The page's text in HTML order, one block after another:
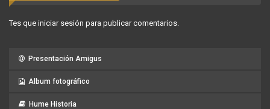
Tes que iniciar sesión para publicar comentarios.
Presentación Amigus
Album fotográfico
Hume Historia